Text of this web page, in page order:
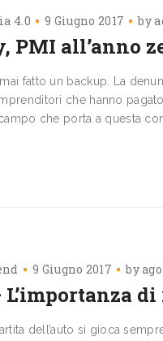
4.0 9 Giugno 2017 by
PMI all’anno
fatto un backup. La
che hanno
che porta a questa
9 Giugno 2017 by
dell’auto si gioca